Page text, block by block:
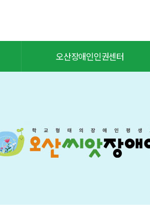
오산장애인인권센터